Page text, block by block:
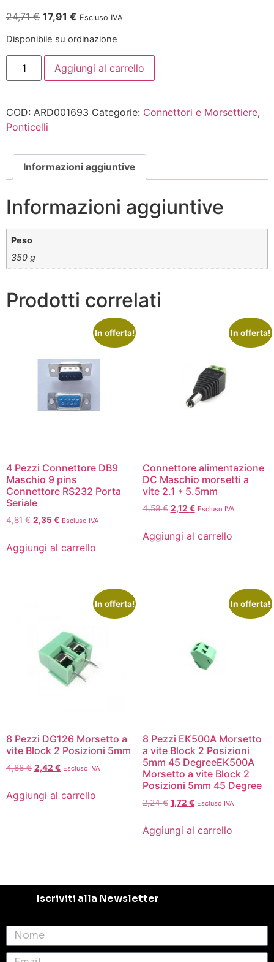
24,71€ 17,91 € Escluso IVA
Disponibile su ordinazione
Aggiungi al carrello
COD: ARD001693 Categorie: Connettori e Morsettiere,
Ponticelli
Informazioni aggiuntive
Informazioni aggiuntive
Peso
350 g
Prodotti correlati
In offerta!
4 Pezzi Connettore DB9
Maschio 9 pins
Connettore RS232 Porta
Seriale
4,81€ 2,35€ Escluso IVA
Aggiungi al carrello
In offerta!
Connettore alimentazione
DC Maschio morsetti a
vite 2.1 * 5.5mm
4,58€ 2,12 € Escluso IVA
Aggiungi al carrello
In offerta!
8 Pezzi DG126 Morsetto a
vite Block 2 Posizioni 5mm
4,88€ 2,42 € Escluso IVA
Aggiungi al carrello
In offerta!
8 Pezzi EK500A Morsetto
a vite Block 2 Posizioni
5mm 45 DegreeEK500A
Morsetto a vite Block 2
Posizioni 5mm 45 Degree
2,24€ 1,72 € Escluso IVA
Aggiungi al carrello
Iscriviti alla Newsletter